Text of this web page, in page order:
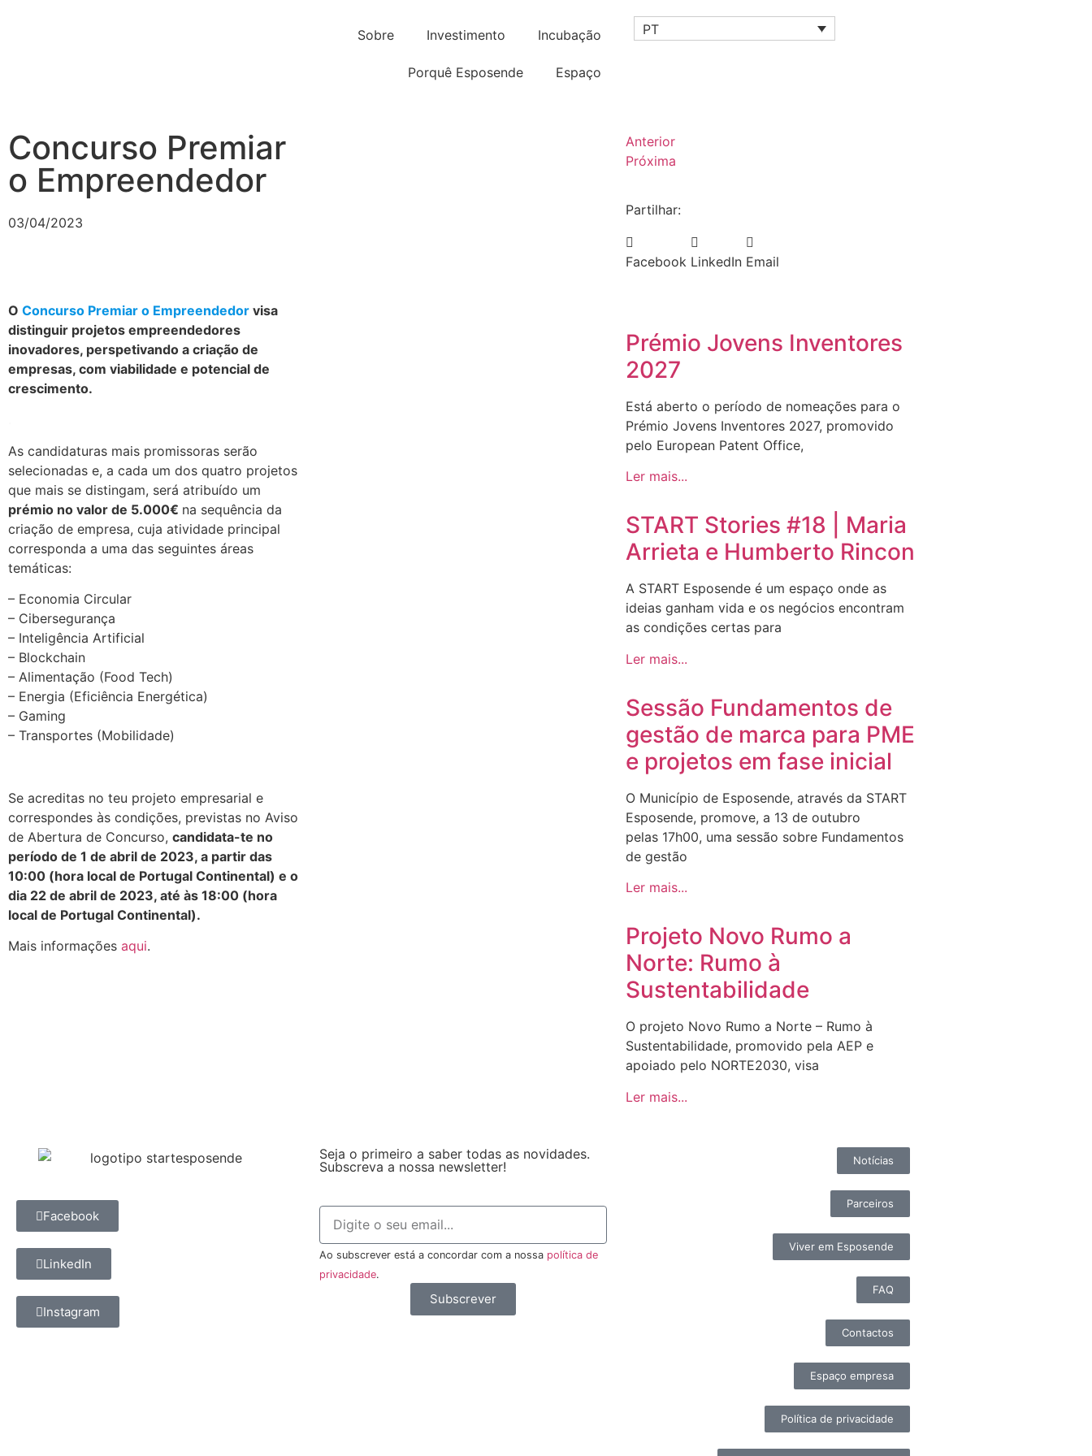
Sobre Investimento Incubação
Porquê Esposende Espaço
PT
Concurso Premiar
o Empreendedor
03/04/2023
O Concurso Premiar o Empreendedor visa
distinguir projetos empreendedores
inovadores, perspetivando a criação de
empresas, com viabilidade e potencial de
crescimento.
As candidaturas mais promissoras serão
selecionadas e, a cada um dos quatro projetos
que mais se distingam, será atribuído um
prémio no valor de 5.000€ na sequência da
criação de empresa, cuja atividade principal
corresponda a uma das seguintes áreas
temáticas:
– Economia Circular
– Cibersegurança
– Inteligência Artificial
– Blockchain
– Alimentação (Food Tech)
– Energia (Eficiência Energética)
– Gaming
– Transportes (Mobilidade)
Se acreditas no teu projeto empresarial e
correspondes às condições, previstas no Aviso
de Abertura de Concurso, candidata-te no
período de 1 de abril de 2023, a partir das
10:00 (hora local de Portugal Continental) e o
dia 22 de abril de 2023, até às 18:00 (hora
local de Portugal Continental).
Mais informações aqui.
Anterior
Próxima
Partilhar:
Facebook LinkedIn Email
Prémio Jovens Inventores
2027
Está aberto o período de nomeações para o
Prémio Jovens Inventores 2027, promovido
pelo European Patent Office,
Ler mais...
START Stories #18 | Maria
Arrieta e Humberto Rincon
A START Esposende é um espaço onde as
ideias ganham vida e os negócios encontram
as condições certas para
Ler mais...
Sessão Fundamentos de
gestão de marca para PME
e projetos em fase inicial
O Município de Esposende, através da START
Esposende, promove, a 13 de outubro
pelas 17h00, uma sessão sobre Fundamentos
de gestão
Ler mais...
Projeto Novo Rumo a
Norte: Rumo à
Sustentabilidade
O projeto Novo Rumo a Norte – Rumo à
Sustentabilidade, promovido pela AEP e
apoiado pelo NORTE2030, visa
Ler mais...
Facebook
LinkedIn
Instagram
Seja o primeiro a saber todas as novidades.
Subscreva a nossa newsletter!
Ao subscrever está a concordar com a nossa política de
privacidade.
Subscrever
Notícias
Parceiros
Viver em Esposende
FAQ
Contactos
Espaço empresa
Política de privacidade